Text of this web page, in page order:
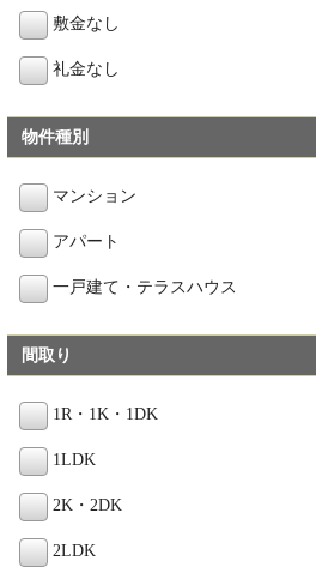
敷金なし
礼金なし
物件種別
マンション
アパート
一戸建て・テラスハウス
間取り
1R・1K・1DK
1LDK
2K・2DK
2LDK